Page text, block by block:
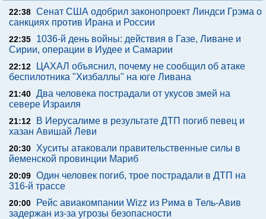
22:38 Сенат США одобрил законопроект Линдси Грэма о
санкциях против Ирана и России
22:35
1036-й день войны: действия в Газе, Ливане и
Сирии, операции в Иудее и Самарии
22:12
ЦАХАЛ объяснил, почему не сообщил об атаке
беспилотника "Хизбаллы" на юге Ливана
21:40 Два человека пострадали от укусов змей на
севере Израиля
21:12
В Иерусалиме в результате ДТП погиб певец и
хазан Авишай Леви
20:30
Хуситы атаковали правительственные силы в
йеменской провинции Мариб
20:09 Один человек погиб, трое пострадали в ДТП на
316-й трассе
20:00
Рейс авиакомпании Wizz из Рима в Тель-Авив
задержан из-за угрозы безопасности